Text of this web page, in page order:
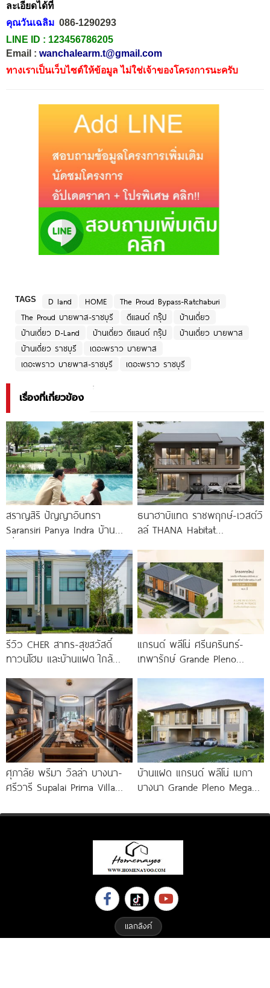
ละเอียดได้ที่
คุณวันเฉลิม 086-1290293
LINE ID : 123456786205
Email : wanchalearm.t@gmail.com
ทางเราเป็นเว็บไซต์ให้ข้อมูล ไม่ใช่เจ้าของโครงการนะครับ
TAGS D land HOME
The Proud Bypass-Ratchaburi
The Proud บายพาส-ราชบุรี
ดีแลนด์ กรุ๊ป
บ้านเดี่ยว
บ้านเดี่ยว D-Land
บ้านเดี่ยว ดีแลนด์ กรุ๊ป
บ้านเดี่ยว บายพาส
บ้านเดี่ยว ราชบุรี
เดอะพราว บายพาส
เดอะพราว บายพาส-ราชบุรี
เดอะพราว ราชบุรี
เรื่องที่เกี่ยวข้อง
สราญสิริ ปัญญาอินทรา
Saransiri Panya Indra บ้าน
รร.สาธิตพัฒนา
ธนาฮาบิแทต ราชพฤกษ์-เวสต์วิ
ลล์ THANA Habitat
รีส์ใหม่ Modern Tropical ใกล้
Central
รีวิว CHER สาทร-สุขสวัสดิ์
ทาวน์โฮม และบ้านแฝด ใกล้
ใต้ สถานีแยกประชาอุทิศ เริ่ม
3.59
แกรนด์ พลีโน่ ศรีนครินทร์-
เทพารักษ์ Grande Pleno
ใหม่ ใกล้ทางด่วน รถไฟฟ้า 2
ศุภาลัย พรีมา วิลล่า บางนา-
ศรีวารี Supalai Prima Villa
บ้านแฝด แกรนด์ พลีโน่ เมกา
บางนา Grande Pleno Mega
แลกลิงค์